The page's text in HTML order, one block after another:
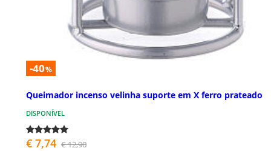
-40%
Queimador incenso velinha suporte em X ferro prateado
DISPONÍVEL
€ 7,74 € 12,90